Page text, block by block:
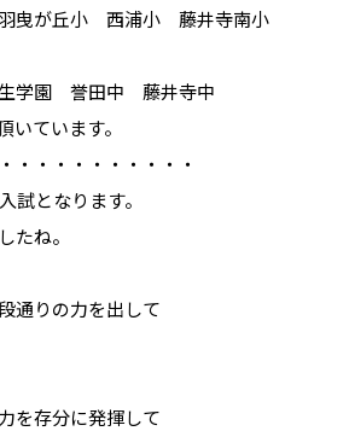
曳が丘小 西浦小 藤井寺南小
学園 誉田中 藤井寺中
ています。
・・・・・・・・・・
試となります。
たね。
通りの力を出して
を存分に発揮して